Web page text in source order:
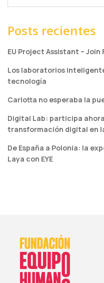
Posts recientes
EU Project Assistant –
Los laboratorios
tecnología
Carlotta no esperaba la
Digital Lab: participa
transformación digital en
De España a Polonia: la
Laya con EYE